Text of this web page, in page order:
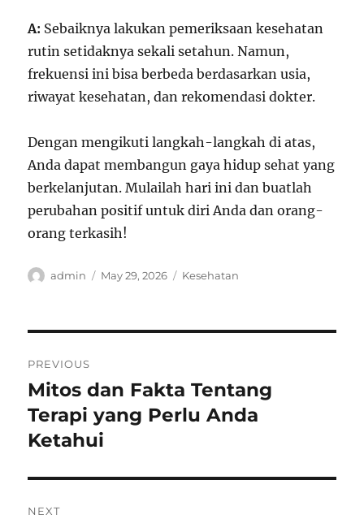
A: Sebaiknya lakukan pemeriksaan kesehatan
rutin setidaknya sekali setahun. Namun,
frekuensi ini bisa berbeda berdasarkan usia,
riwayat kesehatan, dan rekomendasi dokter.
Dengan mengikuti langkah-langkah di atas,
Anda dapat membangun gaya hidup sehat yang
berkelanjutan. Mulailah hari ini dan buatlah
perubahan positif untuk diri Anda dan orang-
orang terkasih!
Author
admin
Posted
May 29, 2026 Categories
Kesehatan
navigation
PREVIOUS
Previous
post:
Mitos dan Fakta Tentang
Terapi yang Perlu Anda
Ketahui
NEXT